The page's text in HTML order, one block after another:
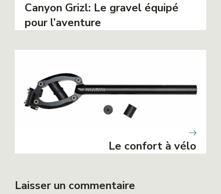
Canyon Grizl: Le gravel équipé
pour l’aventure
Le confort à vélo
Laisser un commentaire